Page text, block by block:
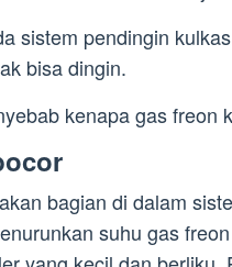
sistem pendingin
bisa dingin.
kenapa gas freon
bagian di dalam
suhu gas